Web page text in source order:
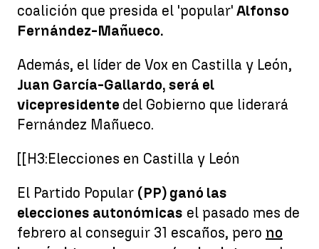
coalición que presida el 'popular' Alfonso
Fernández-Mañueco.
Además, el líder de Vox en Castilla y León,
Juan García-Gallardo, será el
vicepresidente del Gobierno que liderará
Fernández Mañueco.
[[H3:Elecciones en Castilla y León
El Partido Popular (PP) ganó las
elecciones autonómicas el pasado mes de
febrero al conseguir 31 escaños, pero no